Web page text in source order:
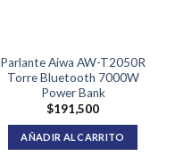
Parlante Aiwa AW-T2050R
Torre Bluetooth 7000W
Power Bank
$191,500
AÑADIR AL CARRITO